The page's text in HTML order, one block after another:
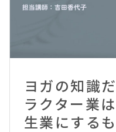
ヨガの知識
ラクター業
生業にする